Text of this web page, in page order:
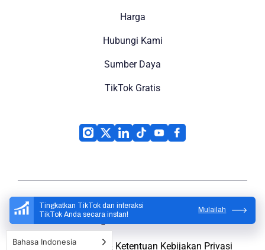
Tingkatkan TikTok dan interaksi
TikTok Anda secara instan!
Mulailah
Harga
Hubungi Kami
Sumber Daya
TikTok Gratis
High Social
Peta Situs Syarat & Ketentuan Kebijakan Privasi
Bahasa Indonesia